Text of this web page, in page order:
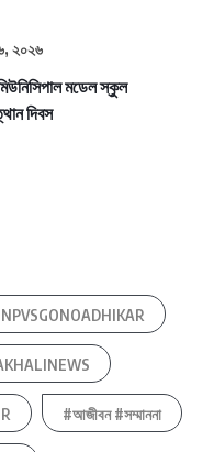
২০২৬
মডেল স্কুল
দিবস
#আজীবন #সম্মাননা